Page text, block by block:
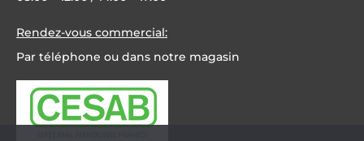
Rendez-vous commercial:
Par téléphone ou dans notre magasin